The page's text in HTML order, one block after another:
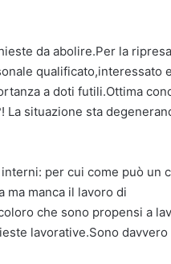
da abolire.Per la ripresa
qualificato,interessato e
a doti futili.Ottima
La situazione sta
per cui come può un
ma manca il lavoro di
che sono propensi a
lavorative.Sono davvero